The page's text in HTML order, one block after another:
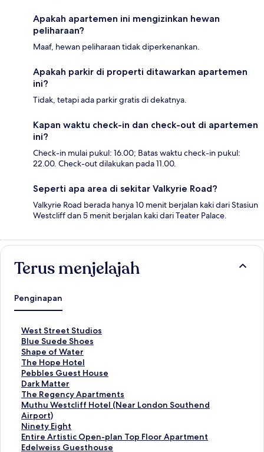
Apakah apartemen ini mengizinkan hewan
peliharaan?
Maaf, hewan peliharaan tidak diperkenankan.
Apakah parkir di properti ditawarkan apartemen
ini?
Tidak, tetapi ada parkir gratis di dekatnya.
Kapan waktu check-in dan check-out di apartemen
ini?
Check-in mulai pukul: 16.00; Batas waktu check-in pukul:
22.00. Check-out dilakukan pada 11.00.
Seperti apa area di sekitar Valkyrie Road?
Valkyrie Road berada hanya 10 menit berjalan kaki dari Stasiun
Westcliff dan 5 menit berjalan kaki dari Teater Palace.
Terus menjelajah
Penginapan
West Street Studios
T
a
u
t
a
n
S
t
a
n
d
a
Blue Suede Shoes
T
a
u
t
a
n
S
t
a
n
d
Shape of Water
T
a
u
t
a
n
S
t
a
n
The Hope Hotel
T
a
u
t
a
n
S
t
a
Pebbles Guest House
T
a
u
t
a
n
S
t
Dark Matter
T
a
u
t
a
n
S
The Regency Apartments
T
a
u
t
a
n
Muthu Westcliff Hotel (Near London Southend
Airport)
T
a
u
t
a
Ninety Eight
T
a
u
Entire Artistic Open-plan Top Floor Apartment
T
a
Edelweiss Guesthouse
T